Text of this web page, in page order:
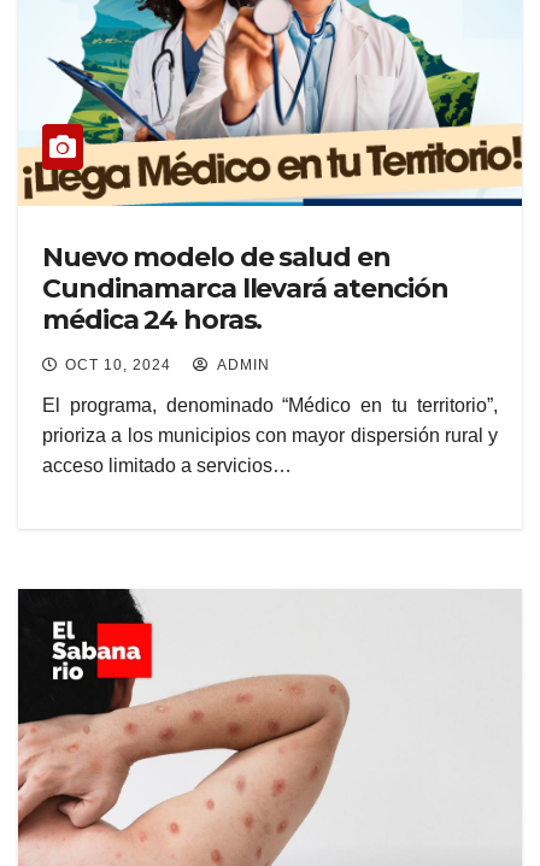
Nuevo modelo de salud en
Cundinamarca llevará atención
médica 24 horas.
OCT 10, 2024 ADMIN
El programa, denominado “Médico en tu territorio”,
prioriza a los municipios con mayor dispersión rural y
acceso limitado a servicios…